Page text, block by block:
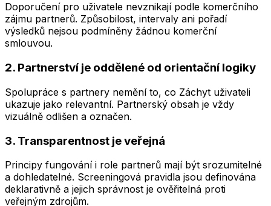
Doporučení pro uživatele nevznikají podle komerčního
zájmu partnerů. Způsobilost, intervaly ani pořadí
výsledků nejsou podmíněny žádnou komerční
smlouvou.
2. Partnerství je oddělené od orientační logiky
Spolupráce s partnery nemění to, co Záchyt uživateli
ukazuje jako relevantní. Partnerský obsah je vždy
vizuálně odlišen a označen.
3. Transparentnost je veřejná
Principy fungování i role partnerů mají být srozumitelné
a dohledatelné. Screeningová pravidla jsou definována
deklarativně a jejich správnost je ověřitelná proti
veřejným zdrojům.